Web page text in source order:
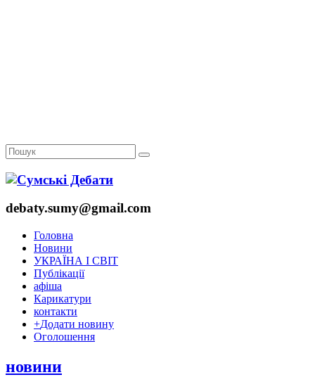
debaty.sumy@gmail.com
Головна
Новини
УКРАЇНА І СВІТ
Публікації
афіша
Карикатури
контакти
+Додати новину
Оголошення
новини